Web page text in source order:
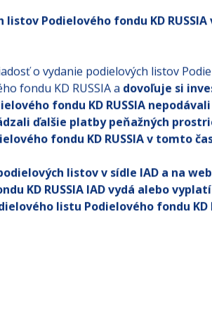
Podielového fondu KD
o vydanie podielových listov
fondu KD RUSSIA a dovoľuje si
fondu KD RUSSIA
ďalšie platby peňažných
fondu KD RUSSIA v tomto
listov v sídle IAD a na
KD RUSSIA IAD vydá alebo
listu Podielového fondu KD